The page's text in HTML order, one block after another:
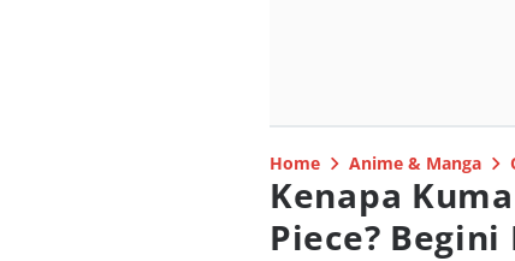
Home Anime & Manga
Kenapa
Piece?